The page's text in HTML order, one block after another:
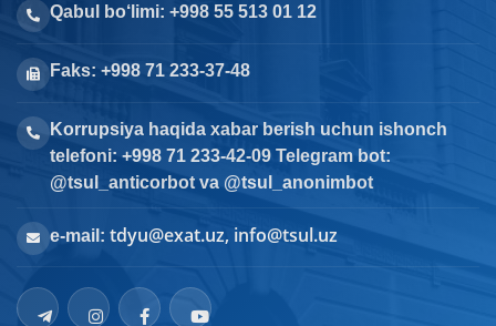
Qabul bo‘limi: +998 55 513 01 12
Faks: +998 71 233-37-48
Korrupsiya haqida xabar berish uchun ishonch
telefoni: +998 71 233-42-09 Telegram bot:
@tsul_anticorbot va @tsul_anonimbot
e-mail: tdyu@exat.uz, info@tsul.uz